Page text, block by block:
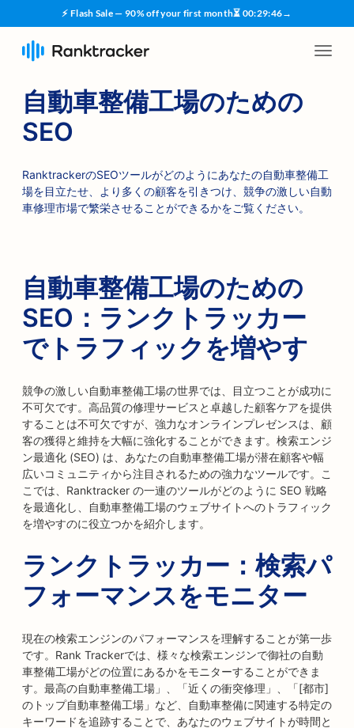
⚡ Flash Sale — 90% off your first month⏳ 00:29:45→
自動車整備工場のための
SEO
RanktrackerのSEOツールがどのようにあなたの自動車整備工
場を目立たせ、より多くの顧客を引きつけ、競争の激しい自動
車修理市場で繁栄させることができるかをご覧ください。
自動車整備工場のための
SEO：ランクトラッカー
でトラフィックを増やす
競争の激しい自動車整備工場の世界では、目立つことが成功に
不可欠です。高品質の修理サービスと卓越した顧客ケアを提供
することは不可欠ですが、強力なオンラインプレゼンスは、顧
客の獲得と維持を大幅に強化することができます。検索エンジ
ン最適化 (SEO) は、あなたの自動車整備工場が潜在顧客や幅
広いコミュニティから注目されるための強力なツールです。こ
こでは、Ranktracker の一連のツールがどのように SEO 戦略
を最適化し、自動車整備工場のウェブサイトへのトラフィック
を増やすのに役立つかを紹介します。
ランクトラッカー：検索パ
フォーマンスをモニター
現在の検索エンジンのパフォーマンスを理解することが第一歩
です。Rank Trackerでは、様々な検索エンジンで御社の自動
車整備工場がどの位置にあるかをモニターすることができま
す。最高の自動車整備工場」、「近くの衝突修理」、「[都市]
のトップ自動車整備工場」など、自動車整備に関連する特定の
キーワードを追跡することで、あなたのウェブサイトが時間と